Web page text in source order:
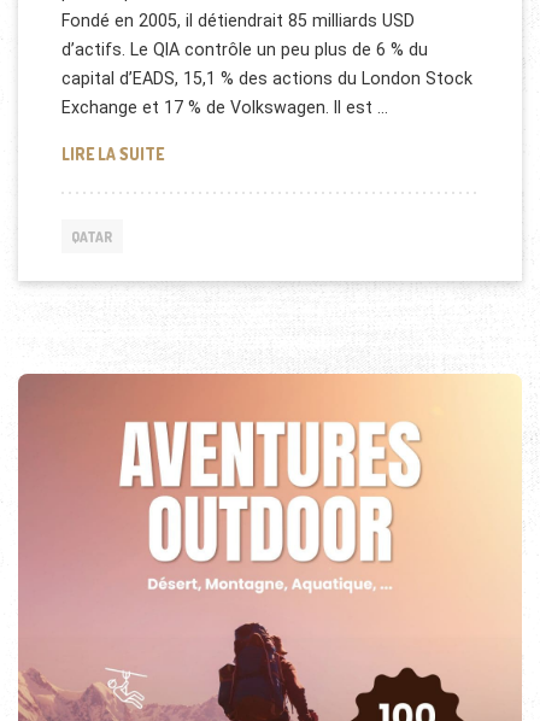
Fondé en 2005, il détiendrait 85 milliards USD
d’actifs. Le QIA contrôle un peu plus de 6 % du
capital d’EADS, 15,1 % des actions du London Stock
Exchange et 17 % de Volkswagen. Il est …
LIRE LA SUITEQATAR INVESTMENT AUTHORITY (QIA)
QATAR